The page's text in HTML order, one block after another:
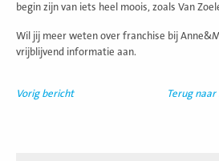
begin zijn van iets heel moois, zoals Van
Wil jij meer weten over franchise bij
vrijblijvend informatie aan.
Vorig bericht Terug